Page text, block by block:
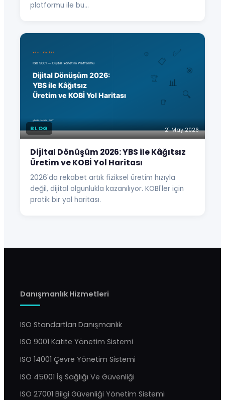
platformu ile bu…
BLOG 21 May 2026
Dijital Dönüşüm 2026: YBS ile Kâğıtsız
Üretim ve KOBİ Yol Haritası
2026'da rekabet artık fiziksel üretim hızıyla
değil, dijital olgunlukla kazanılıyor. KOBİ'ler için
pratik bir yol haritası.
Danışmanlık Hizmetleri
ISO Standartları Danışmanlık
ISO 9001 Katite Yönetim Sistemi
ISO 14001 Çevre Yönetim Sistemi
ISO 45001 İş Sağlığı Ve Güvenliği
ISO 27001 Bilgi Güvenliği Yönetim Sistemi